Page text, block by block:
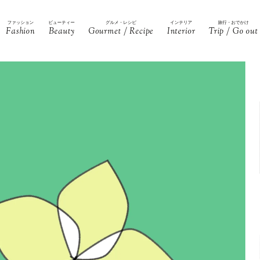
ファッション
Fashion
ビューティー
Beauty
グルメ・レシピ
Gourmet / Recipe
インテリア
Interior
旅行・おでかけ
Trip / Go out